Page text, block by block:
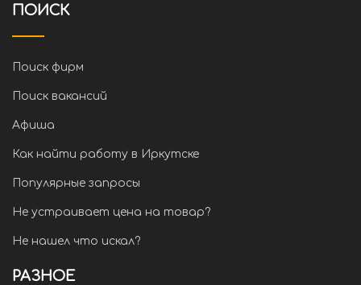
ПОИСК
Поиск фирм
Поиск вакансий
Афиша
Как найти работу в Иркутске
Популярные запросы
Не устраивает цена на товар?
Не нашел что искал?
РАЗНОЕ